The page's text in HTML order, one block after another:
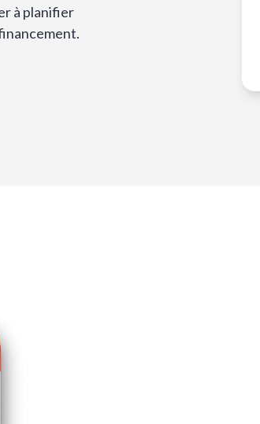
à planifier